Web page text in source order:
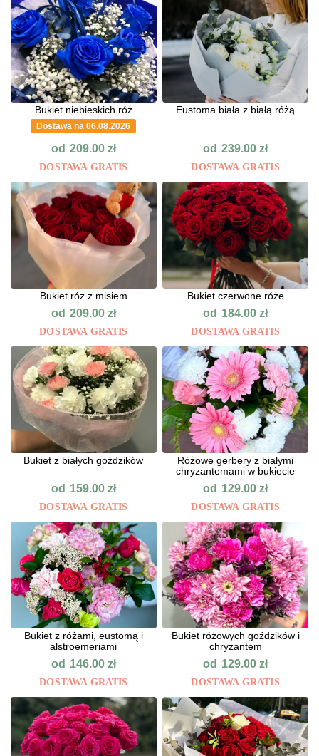
Bukiet niebieskich róż
Dostawa na 06.08.2026
od 209.00 zł
DOSTAWA GRATIS
Eustoma biała z białą różą
od 239.00zł
DOSTAWA GRATIS
Bukiet róz z misiem
od 209.00 zł
DOSTAWA GRATIS
Bukiet czerwone róże
od 184.00zł
DOSTAWA GRATIS
Bukiet z białych goździków
od 159.00 zł
DOSTAWA GRATIS
Różowe gerbery z białymi
chryzantemami w bukiecie
od 129.00zł
DOSTAWA GRATIS
Bukiet z różami, eustomą i
alstroemeriami
od 146.00 zł
DOSTAWA GRATIS
Bukiet różowych goździków i
chryzantem
od 129.00zł
DOSTAWA GRATIS